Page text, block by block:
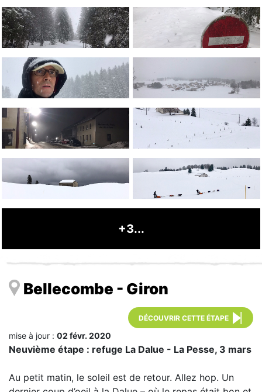
+3...
Bellecombe - Giron
DÉCOUVRIR CETTE ÉTAPE
mise à jour : 02 févr. 2020
Neuvième étape : refuge La Dalue - La Pesse, 3 mars
Au petit matin, le soleil est de retour. Allez hop. Un